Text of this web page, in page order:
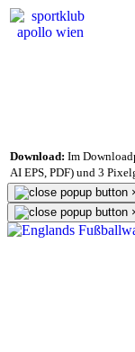
Download: Im
AI EPS, PDF) und 3